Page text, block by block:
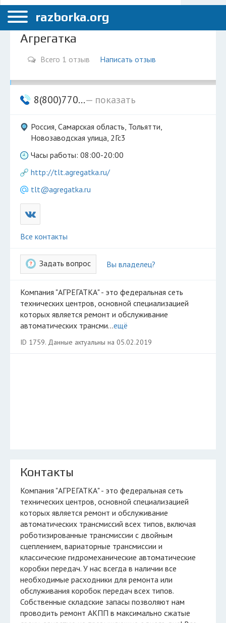
Главная
Каталог разборок
Автосервисы
Вопрос автоюристу
Поиск деталей
КОМПАНИЯМ
Личный кабинет
Техподдержка
© 2026 Все права защищены
Тольятти
Агрегатка
Всего 1 отзыв Написать отзыв
8(800)770...— показать
Россия, Самарская область, Тольятти,
Новозаводская улица, 2Гс3
Часы работы: 08:00-20:00
http://tlt.agregatka.ru/
tlt@agregatka.ru
Все контакты
Задать вопрос Вы владелец?
Компания "АГРЕГАТКА" - это федеральная сеть
технических центров, основной специализацией
которых является ремонт и обслуживание
автоматических трансми...ещё
ID 1759. Данные актуальны на 05.02.2019
Контакты
Компания "АГРЕГАТКА" - это федеральная сеть
технических центров, основной специализацией
которых является ремонт и обслуживание
автоматических трансмиссий всех типов, включая
роботизированные трансмиссии с двойным
сцеплением, вариаторные трансмиссии и
классические гидромеханические автоматические
коробки передач. У нас всегда в наличии все
необходимые расходники для ремонта или
обслуживания коробок передач всех типов.
Собственные складские запасы позволяют нам
проводить ремонт АКПП в максимально сжатые
razborka.org